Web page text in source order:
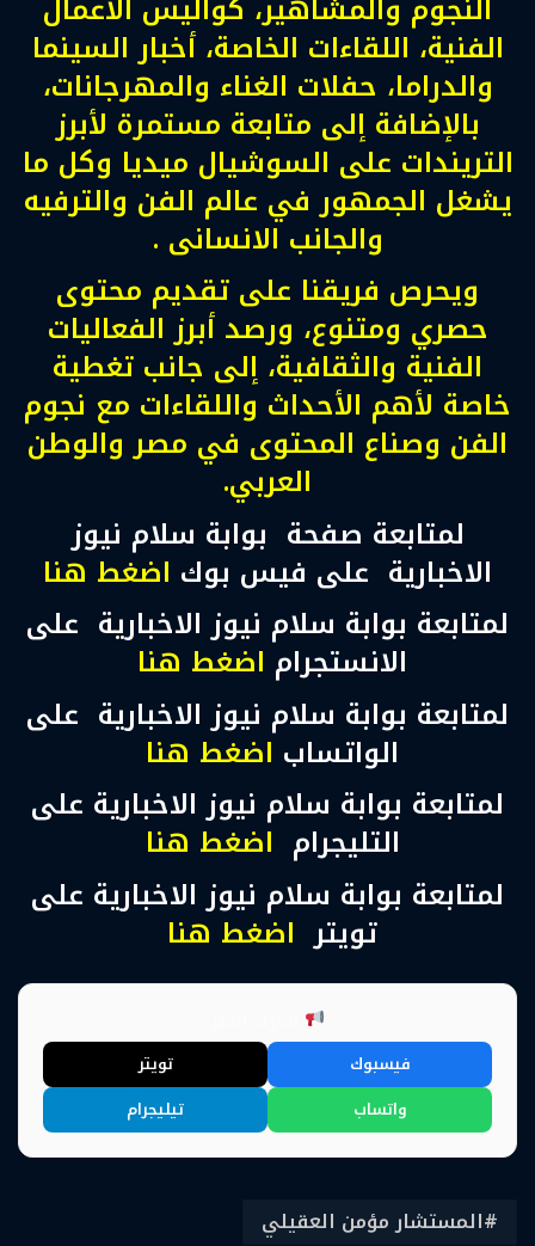
الفنية، اللقاءات الخاصة، أخبار السينما
والدراما، حفلات الغناء والمهرجانات،
بالإضافة إلى متابعة مستمرة لأبرز
التريندات على السوشيال ميديا وكل ما
يشغل الجمهور في عالم الفن والترفيه
والجانب الانسانى .
ويحرص فريقنا على تقديم محتوى
حصري ومتنوع، ورصد أبرز الفعاليات
الفنية والثقافية، إلى جانب تغطية
خاصة لأهم الأحداث واللقاءات مع نجوم
الفن وصناع المحتوى في مصر والوطن
العربي.
لمتابعة صفحة بوابة سلام نيوز
الاخبارية على فيس بوك اضغط هنا
لمتابعة بوابة سلام نيوز الاخبارية على
الانستجرام اضغط هنا
لمتابعة بوابة سلام نيوز الاخبارية على
الواتساب اضغط هنا
لمتابعة بوابة سلام نيوز الاخبارية على
التليجرام اضغط هنا
لمتابعة بوابة سلام نيوز الاخبارية على
تويتر اضغط هنا
فيسبوك
تويتر
واتساب
تيليجرام
المستشار مؤمن العقيلي